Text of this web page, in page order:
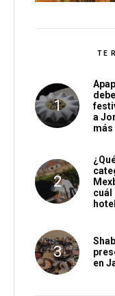
TE
a
más
cuál
en